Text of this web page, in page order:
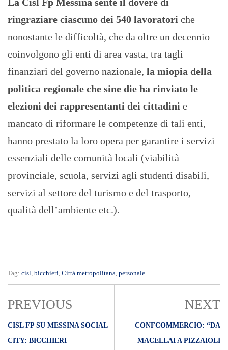
La Cisl Fp Messina sente il dovere di
ringraziare ciascuno dei 540 lavoratori che
nonostante le difficoltà, che da oltre un decennio
coinvolgono gli enti di area vasta, tra tagli
finanziari del governo nazionale, la miopia della
politica regionale che sine die ha rinviato le
elezioni dei rappresentanti dei cittadini e
mancato di riformare le competenze di tali enti,
hanno prestato la loro opera per garantire i servizi
essenziali delle comunità locali (viabilità
provinciale, scuola, servizi agli studenti disabili,
servizi al settore del turismo e del trasporto,
qualità dell’ambiente etc.).
Tag: cisl, bicchieri, Città metropolitana, personale
PREVIOUS
CISL FP SU MESSINA SOCIAL
CITY: BICCHIERI
NEXT
CONFCOMMERCIO: “DA
MACELLAI A PIZZAIOLI